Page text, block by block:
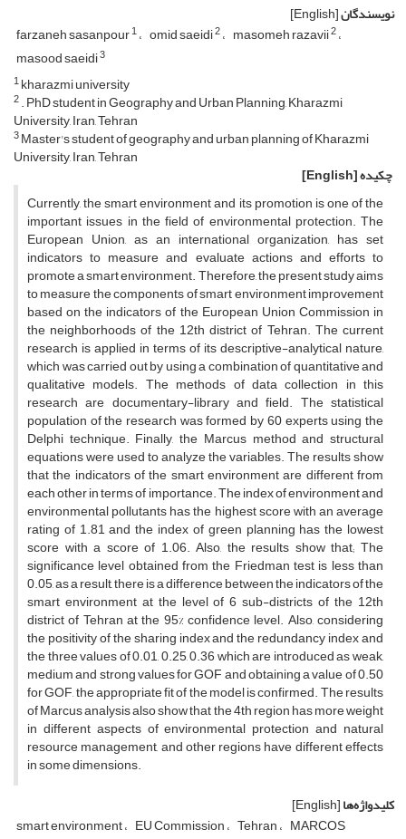
نویسندگان[English]
farzaneh sasanpour1 omid saeidi2 masomeh razavii2
masood saeidi3
1kharazmi university
2. PhD student in Geography and Urban Planning, Kharazmi
University, Iran, Tehran
3Master's student of geography and urban planning of Kharazmi
University, Iran, Tehran
چکیده[English]
Currently, the smart environment and its promotion is one of the
important issues in the field of environmental protection. The
European Union, as an international organization, has set
indicators to measure and evaluate actions and efforts to
promote a smart environment. Therefore, the present study aims
to measure the components of smart environment improvement
based on the indicators of the European Union Commission in
the neighborhoods of the 12th district of Tehran. The current
research is applied in terms of its descriptive-analytical nature,
which was carried out by using a combination of quantitative and
qualitative models. The methods of data collection in this
research are documentary-library and field. The statistical
population of the research was formed by 60 experts using the
Delphi technique. Finally, the Marcus method and structural
equations were used to analyze the variables. The results show
that the indicators of the smart environment are different from
each other in terms of importance. The index of environment and
environmental pollutants has the highest score with an average
rating of 1.81 and the index of green planning has the lowest
score with a score of 1.06. Also, the results show that; The
significance level obtained from the Friedman test is less than
0.05, as a result, there is a difference between the indicators of the
smart environment at the level of 6 sub-districts of the 12th
district of Tehran at the 95% confidence level. Also, considering
the positivity of the sharing index and the redundancy index and
the three values of 0.01, 0.25, 0.36 which are introduced as weak,
medium and strong values for GOF and obtaining a value of 0.50
for GOF, the appropriate fit of the model is confirmed. The results
of Marcus analysis also show that the 4th region has more weight
in different aspects of environmental protection and natural
resource management, and other regions have different effects
in some dimensions.
کلیدواژه‌ها[English]
smart environment EU Commission Tehran MARCOS